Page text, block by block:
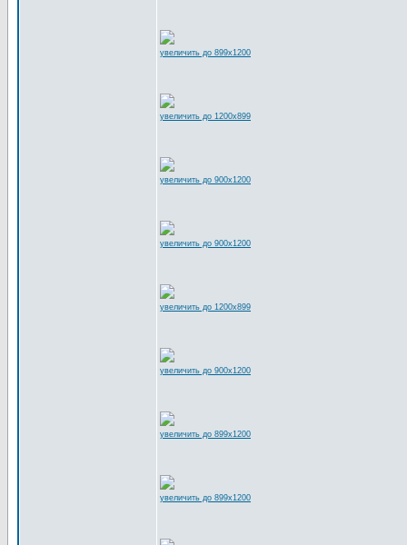
увеличить до 899x1200
увеличить до 1200x899
увеличить до 900x1200
увеличить до 900x1200
увеличить до 1200x899
увеличить до 900x1200
увеличить до 899x1200
увеличить до 899x1200